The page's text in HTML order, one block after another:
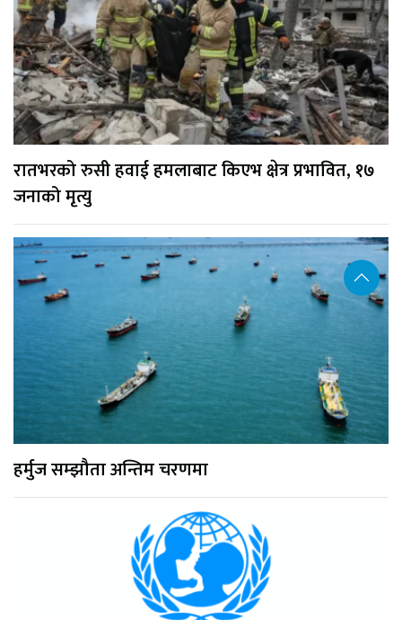
रातभरको रुसी हवाई हमलाबाट किएभ क्षेत्र प्रभावित, १७
जनाको मृत्यु
हर्मुज सम्झौता अन्तिम चरणमा